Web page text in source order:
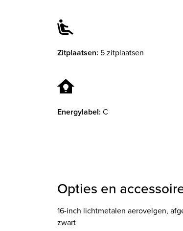
Zitplaatsen: 5 zitplaatsen
Energylabel: C
Opties en
16-inch lichtmetalen aerovelgen,
zwart